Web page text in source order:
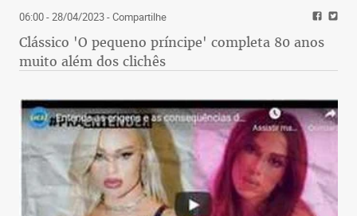
06:00 - 28/04/2023- Compartilhe
Clássico 'O pequeno príncipe' completa 80 anos
muito além dos clichês